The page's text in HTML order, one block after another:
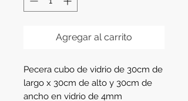
Agregar al carrito
Pecera cubo de vidrio de 30cm de
largo x 30cm de alto y 30cm de
ancho en vidrio de 4mm